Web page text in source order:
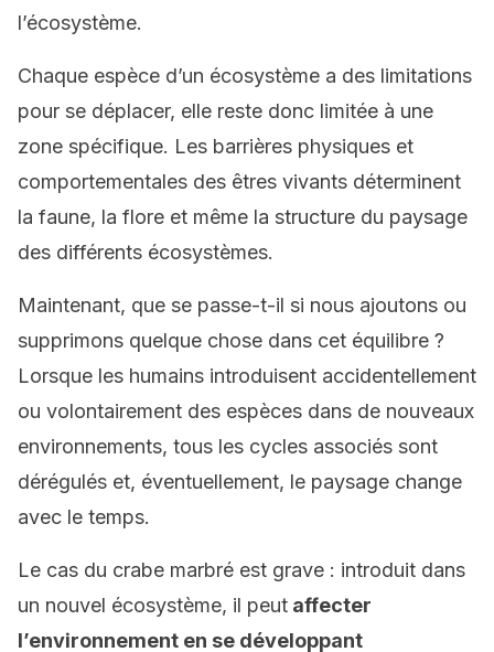
l’écosystème.
Chaque espèce d’un écosystème a des limitations
pour se déplacer, elle reste donc limitée à une
zone spécifique. Les barrières physiques et
comportementales des êtres vivants déterminent
la faune, la flore et même la structure du paysage
des différents écosystèmes.
Maintenant, que se passe-t-il si nous ajoutons ou
supprimons quelque chose dans cet équilibre ?
Lorsque les humains introduisent accidentellement
ou volontairement des espèces dans de nouveaux
environnements, tous les cycles associés sont
dérégulés et, éventuellement, le paysage change
avec le temps.
Le cas du crabe marbré est grave : introduit dans
un nouvel écosystème, il peut affecter
l’environnement en se développant